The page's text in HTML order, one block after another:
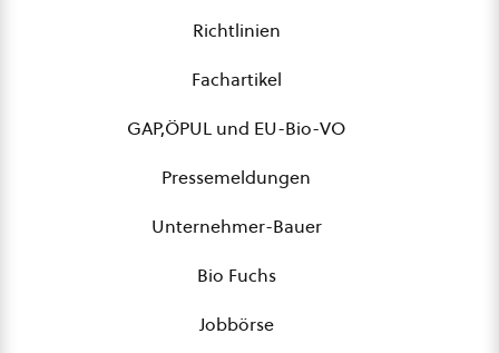
Richtlinien
Fachartikel
GAP,ÖPUL und EU-Bio-VO
Pressemeldungen
Unternehmer-Bauer
Bio Fuchs
Jobbörse